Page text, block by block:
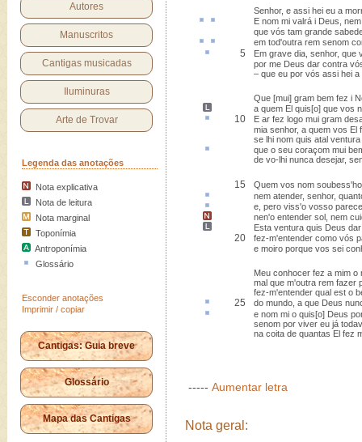
Autores
Manuscritos
Cantigas musicadas
Iluminuras
Arte de Trovar
Legenda das anotações
Nota explicativa
Nota de leitura
Nota marginal
Toponímia
Antroponímia
Glossário
Esconder anotações
Imprimir / copiar
Cantigas: Guia breve
Glossário
Mapa das Cantigas
Senhor, e assi hei eu a
E nom mi valrá i Deus,
que vós tam grande
em tod'outra rem senom
5 Em grave dia, senhor, que
por me Deus dar contra
– que eu por vós assi hei a
Que [mui] gram bem fez i
a quem El quis[o] que vos
10 E ar fez logo mui gram
mia senhor, a quem vos El
se lhi nom quis atal
que o seu coraçom mui
de vo-lhi nunca desejar,
15
Quem vos nom
nem atender, senhor,
e, pero viss'o vosso
nen'o entender sol, nem
Esta ventura quis Deus
20
fez-m'entender como vós
e moiro porque vos sei
Meu conhocer fez a mim o
mal que m'outra rem fazer
fez-m'entender qual est o
25
do mundo, a que Deus
e nom mi o quis[o] Deus
senom por viver eu já
na coita de quantas El fez
----- Aumentar letra
Nota geral: